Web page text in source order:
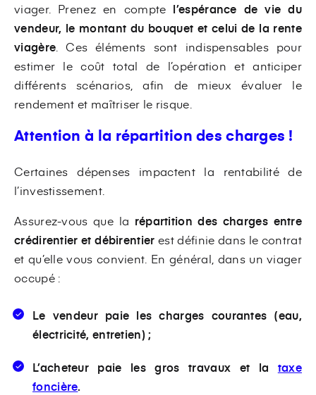
viager. Prenez en compte l’espérance de vie du
vendeur, le montant du bouquet et celui de la rente
viagère . Ces éléments sont indispensables pour
estimer le coût total de l’opération et anticiper
différents scénarios, afin de mieux évaluer le
rendement et maîtriser le risque.
Attention à la répartition des charges !
Certaines dépenses impactent la rentabilité de
l’investissement.
Assurez-vous que la répartition des charges entre
crédirentier et débirentierest définie dans le contrat
et qu’elle vous convient. En général, dans un viager
occupé :
Le vendeur paie les charges courantes (eau,
électricité, entretien) ;
L’acheteur paie les gros travaux et la taxe
foncière.